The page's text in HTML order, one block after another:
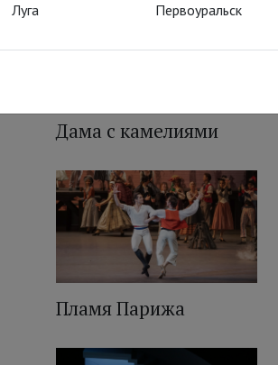
Дама с камелиями
Пламя Парижа
Луга
Первоуральск